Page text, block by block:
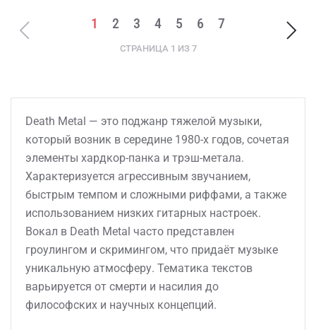
1 2 3 4 5 6 7
СТРАНИЦА 1 ИЗ 7
Death Metal — это поджанр тяжелой музыки,
который возник в середине 1980-х годов, сочетая
элементы хардкор-панка и трэш-метала.
Характеризуется агрессивным звучанием,
быстрым темпом и сложными риффами, а также
использованием низких гитарных настроек.
Вокал в Death Metal часто представлен
гроулингом и скримингом, что придаёт музыке
уникальную атмосферу. Тематика текстов
варьируется от смерти и насилия до
философских и научных концепций.